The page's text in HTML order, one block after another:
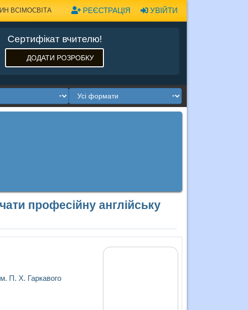
УВІЙТИ
РЕЄСТРАЦІЯ
ВСІМОСВІТА
Сертифікат вчителю!
ДОДАТИ РОЗРОБКУ
професійну англійську
П. Х. Гаркавого